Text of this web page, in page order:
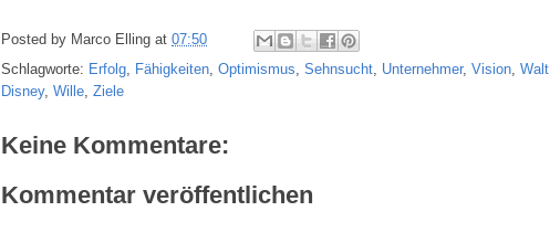
Posted by Marco Elling at 07:50
Schlagworte: Erfolg Fähigkeiten Optimismus Sehnsucht Unternehmer, Vision Walt
Disney, Wille Ziele
Keine Kommentare:
Kommentar veröffentlichen